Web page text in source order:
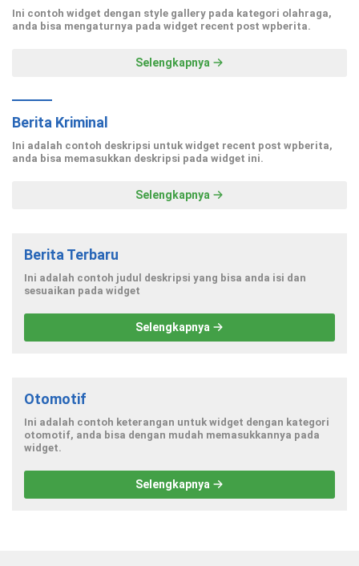
Ini contoh widget dengan style gallery pada kategori olahraga,
anda bisa mengaturnya pada widget recent post wpberita.
Selengkapnya
Berita Kriminal
Ini adalah contoh deskripsi untuk widget recent post wpberita,
anda bisa memasukkan deskripsi pada widget ini.
Selengkapnya
Berita Terbaru
Ini adalah contoh judul deskripsi yang bisa anda isi dan
sesuaikan pada widget
Selengkapnya
Otomotif
Ini adalah contoh keterangan untuk widget dengan kategori
otomotif, anda bisa dengan mudah memasukkannya pada
widget.
Selengkapnya